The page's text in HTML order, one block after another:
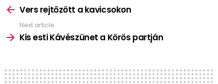
moreVers rejtőzött a kavicsokon
Next article
Kis esti Kávészünet a Körös partján